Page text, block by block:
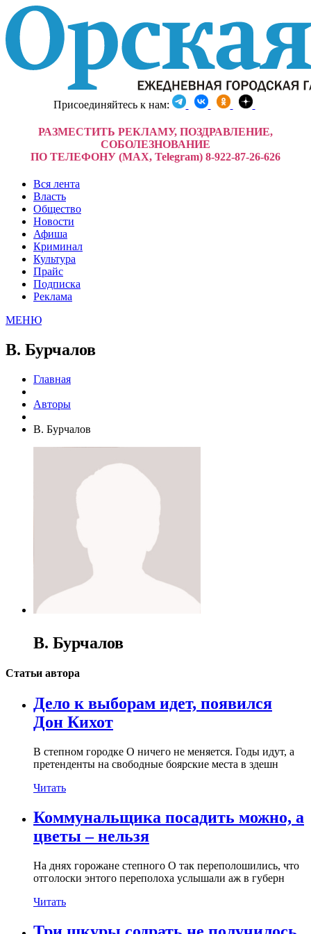
Присоединяйтесь к нам:
РАЗМЕСТИТЬ РЕКЛАМУ, ПОЗДРАВЛЕНИЕ,
СОБОЛЕЗНОВАНИЕ
ПО ТЕЛЕФОНУ (MAX, Telegram) 8-922-87-26-626
Вся лента
Власть
Общество
Новости
Афиша
Криминал
Культура
Прайс
Подписка
Реклама
МЕНЮ
В. Бурчалов
Главная
Авторы
В. Бурчалов
В. Бурчалов
Статьи автора
Дело к выборам идет, появился
Дон Кихот
В степном городке О ничего не меняется. Годы идут, а
претенденты на свободные боярские места в здешн
Читать
Коммунальщика посадить можно, а
цветы – нельзя
На днях горожане степного О так переполошились, что
отголоски энтого переполоха услышали аж в губерн
Читать